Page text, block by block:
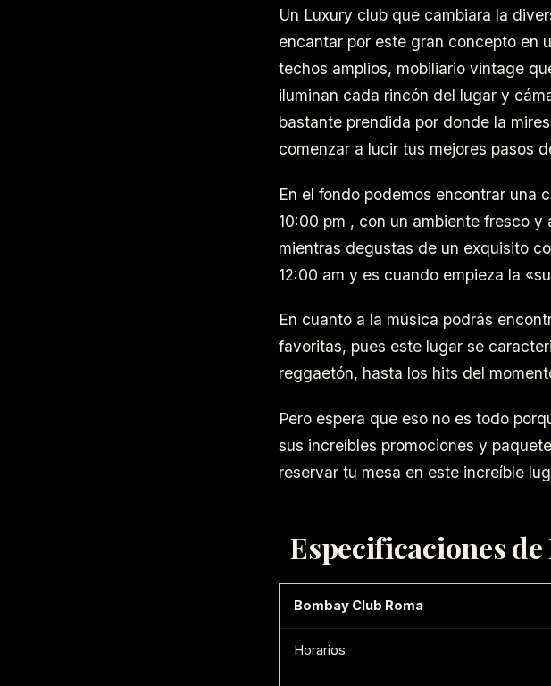
Un Luxury club que cambiara la
encantar por este gran concepto en
techos amplios, mobiliario vintage
iluminan cada rincón del lugar y
bastante prendida por donde la
comenzar a lucir tus mejores pasos
En el fondo podemos encontrar una
10:00 pm , con un ambiente fresco
mientras degustas de un exquisito
12:00 am y es cuando empieza la
En cuanto a la música podrás
favoritas, pues este lugar se
reggaetón, hasta los hits del
Pero espera que eso no es todo
sus increíbles promociones y
reservar tu mesa en este increíble
Especificaciones
Bombay Club Roma
Horarios